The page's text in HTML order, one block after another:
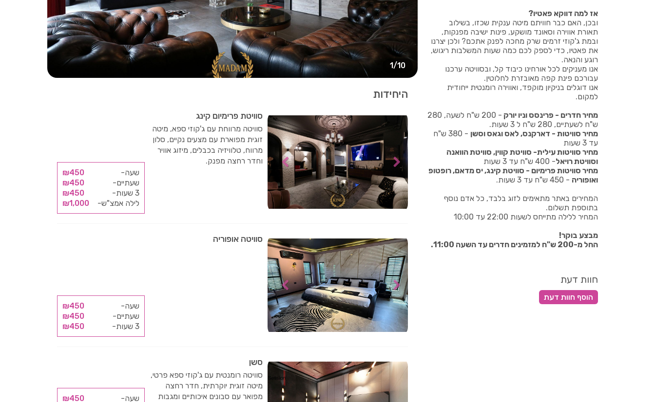
1/10
היחידות
סוויטת פרימיום קינג
סוויטה מרווחת עם ג'קוזי ספא, מיטה
זוגית מפוארת עם מצעים נקיים, סלון
מרווח, טלוויזיה בכבלים, מיזוג אוויר
וחדר רחצה מפנק.
שעה-
₪450
שעתיים-
₪450
3 שעות-
₪450
לילה אמצ"ש-
₪1,000
סוויטה אופוריה
שעה-
₪450
שעתיים-
₪450
3 שעות-
₪450
סשן
סוויטה רומנטית עם ג'קוזי ספא פרטי,
מיטה זוגית יוקרתית, חדר רחצה
מפואר עם סבונים איכותיים ומגבות
שעה-
₪450
אז למה דווקא פאטיו?
ובכן, האם כבר חוויתם מיטה ענקית שכזו, בשילוב
תאורת אווירה וסאונד מושקע, פינות ישיבה מפנקות,
ובמת ג'קוזי זרמים שרק מחכה לפנק אתכם? ולכן יצרנו
את פאטיו, כדי לספק לכם כמה שעות המשלבות ריגוש,
רוגע והנאה.
אנו מעניקים לכל אורחינו כיבוד קל, ובסוויטה ערכנו
עבורכם פינת קפה מאובזרת לחלוטין.
אנו דוגלים בניקיון מוקפד, ואווירה רומנטית ייחודית
למקום.
מחיר חדרים - פרינסס וניו יורק
- 200 ש"ח לשעה, 280
ש"ח לשעתיים, 280 ש"ח ל 3 שעות.
מחיר סוויטות - דארקנס, לאס וגאס וסשן
- 380 ש"ח
עד 3 שעות
מחיר סוויטות עילית- סוויטת קווין, סוויטת הוואנה
וסוויטת רויאל- 400 ש"ח עד 3 שעות
מחיר סוויטות פרימיום - סוויטת קינג, יס מדאם, רופטופ
ואופוריה - 450 ש"ח עד 3 שעות.
המחירים באתר מתאימים לזוג בלבד, כל אדם נוסף
בתוספת תשלום.
המחיר ללילה מתייחס לשעות 22:00 עד 10:00
מבצע בוקר!
החל מ-200 ש"ח למזמינים חדרים עד השעה 11:00.
חוות דעת